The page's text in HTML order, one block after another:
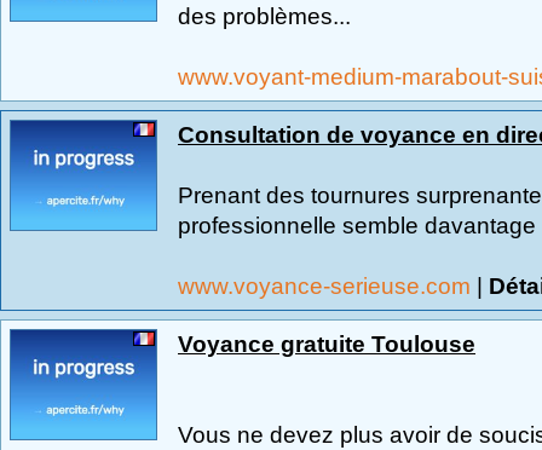
des problèmes...
www.voyant-medium-marabout-
Consultation de voyance en
Prenant des tournures
professionnelle semble
www.voyance-serieuse.com |
Voyance gratuite Toulouse
Vous ne devez plus avoir de